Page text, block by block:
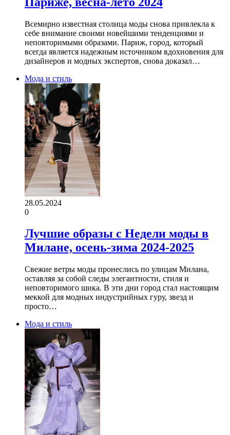
Всемирно известная столица моды снова привлекла к
себе внимание своими новейшими тенденциями и
неповторимыми образами. Париж, город, который
всегда является надежным источником вдохновения для
дизайнеров и модных экспертов, снова доказал…
Мода и стиль
28.05.2024
0
Лучшие образы с Недели моды в
Милане, осень-зима 2024-2025
Свежие ветры моды пронеслись по улицам Милана,
оставляя за собой следы элегантности, стиля и
неповторимого шика. В эти дни город стал настоящим
меккой для модных индустрийных гуру, звезд и
просто…
Мода и стиль